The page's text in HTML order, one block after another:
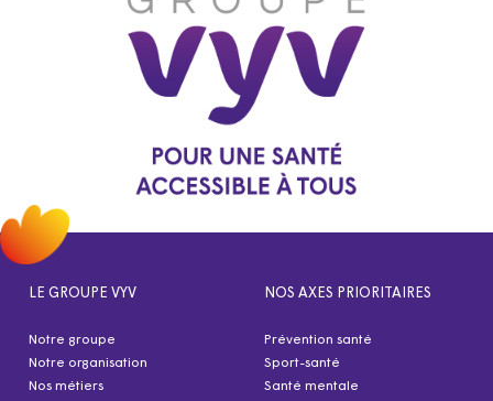
LE GROUPE VYV
Notre groupe
Notre organisation
Nos métiers
NOS AXES PRIORITAIRES
Prévention santé
Sport-santé
Santé mentale